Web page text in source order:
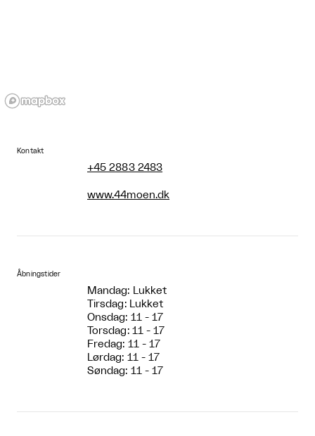
Kontakt
+45 2883 2483
www.44moen.dk
Åbningstider
Mandag: Lukket
Tirsdag: Lukket
Onsdag: 11 - 17
Torsdag: 11 - 17
Fredag: 11 - 17
Lørdag: 11 - 17
Søndag: 11 - 17